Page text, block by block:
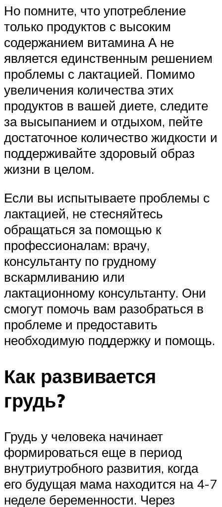
Но помните, что употребление
только продуктов с высоким
содержанием витамина А не
является единственным решением
проблемы с лактацией. Помимо
увеличения количества этих
продуктов в вашей диете, следите
за высыпанием и отдыхом, пейте
достаточное количество жидкости и
поддерживайте здоровый образ
жизни в целом.
Если вы испытываете проблемы с
лактацией, не стесняйтесь
обращаться за помощью к
профессионалам: врачу,
консультанту по грудному
вскармливанию или
лактационному консультанту. Они
смогут помочь вам разобраться в
проблеме и предоставить
необходимую поддержку и помощь.
Как развивается
грудь?
Грудь у человека начинает
формироваться еще в период
внутриутробного развития, когда
его будущая мама находится на 4-7
неделе беременности. Через